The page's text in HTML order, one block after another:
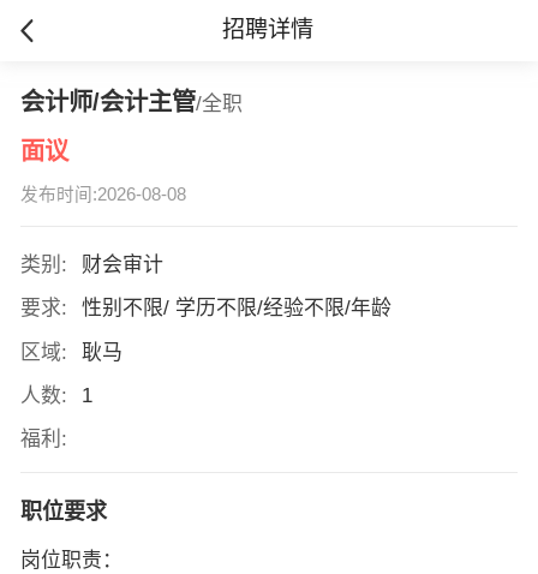
招聘详情
会计师/会计主管/全职
面议
发布时间:2026-08-08
类别:
财会审计
要求:
性别不限/ 学历不限/经验不限/年龄
区域:
耿马
人数:
1
福利:
职位要求
岗位职责：